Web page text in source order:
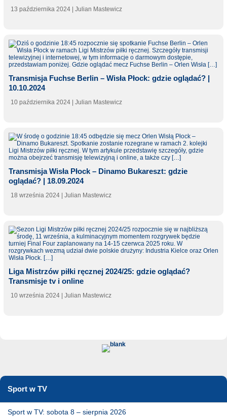
13 października 2024 | Julian Mastewicz
Transmisja Fuchse Berlin – Wisła Płock: gdzie oglądać? |
10.10.2024
10 października 2024 | Julian Mastewicz
Transmisja Wisła Płock – Dinamo Bukareszt: gdzie
oglądać? | 18.09.2024
18 września 2024 | Julian Mastewicz
Liga Mistrzów piłki ręcznej 2024/25: gdzie oglądać?
Transmisje tv i online
10 września 2024 | Julian Mastewicz
Sport w TV
Sport w TV: sobota 8 – sierpnia 2026